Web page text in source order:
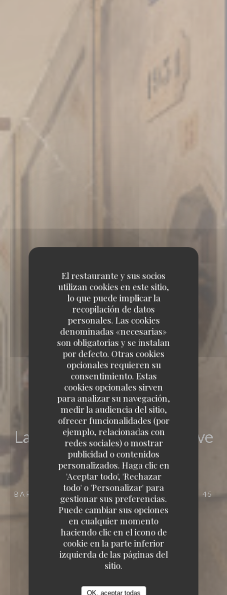
El restaurante y sus socios
utilizan cookies en este sitio,
lo que puede implicar la
recopilación de datos
personales. Las cookies
denominadas «necesarias»
son obligatorias y se instalan
por defecto. Otras cookies
opcionales requieren su
consentimiento. Estas
cookies opcionales sirven
para analizar su navegación,
medir la audiencia del sitio,
ofrecer funcionalidades (por
ejemplo, relacionadas con
redes sociales) o mostrar
publicidad o contenidos
personalizados. Haga clic en
'Aceptar todo', 'Rechazar
todo' o 'Personalizar' para
gestionar sus preferencias.
Puede cambiar sus opciones
en cualquier momento
haciendo clic en el icono de
cookie en la parte inferior
izquierda de las páginas del
sitio.
OK, aceptar todas
La CaVe - Restaurant et Cave
à vins
BARRA DE VINOS-BISTROT-RESTAURANTE
45
RUE DE PARIS 93100 MONTREUIL
La CaVe - Restaurant et Cave à vins